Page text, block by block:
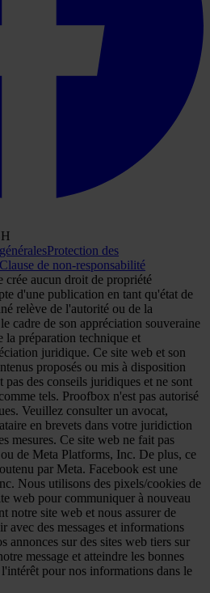
Protection des
Clause de non-responsabilité
aucun droit de propriété
d'une publication en tant qu'état de
relève de l'autorité ou de la
cadre de son appréciation souveraine
la préparation technique et
juridique. Ce site web et son
proposés ou mis à disposition
des conseils juridiques et ne sont
tels. Proofbox n'est pas autorisé
Veuillez consulter un avocat,
en brevets dans votre juridiction
mesures. Ce site web ne fait pas
de Meta Platforms, Inc. De plus, ce
par Meta. Facebook est une
Nous utilisons des pixels/cookies de
web pour communiquer à nouveau
notre site web et nous assurer de
avec des messages et informations
annonces sur des sites web tiers sur
message et atteindre les bonnes
pour nos informations dans le